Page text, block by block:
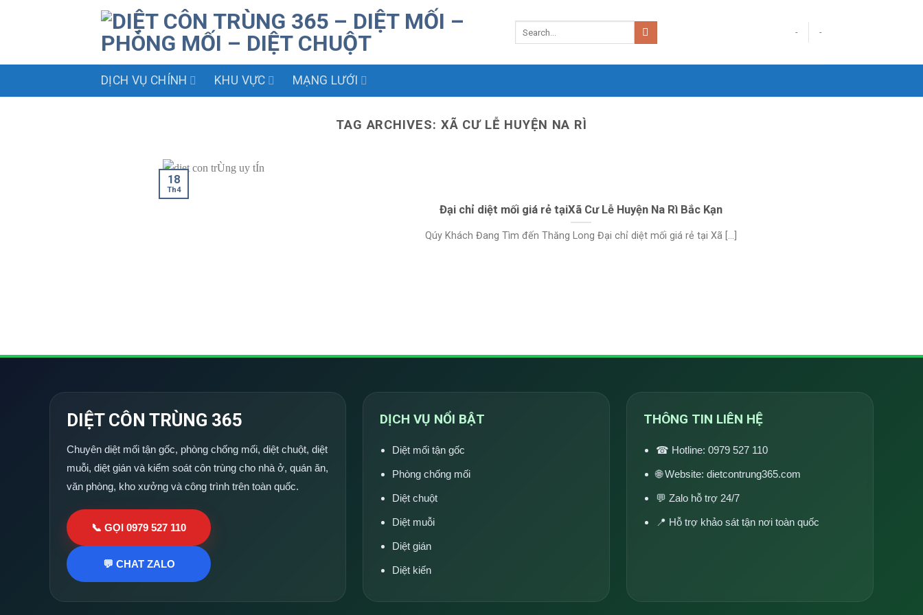
- -
DỊCH VỤ CHÍNH KHU VỰC MẠNG LƯỚI
TAG ARCHIVES: XÃ CƯ LỄ HUYỆN NA RÌ
Đại chỉ diệt mối giá rẻ tạiXã Cư Lễ Huyện Na Rì Bắc Kạn
Qúy Khách Đang Tìm đến Thăng Long Đại chỉ diệt mối giá rẻ tại Xã [...]
18
Th4
DIỆT CÔN TRÙNG 365
Chuyên diệt mối tận gốc, phòng chống mối, diệt chuột, diệt
muỗi, diệt gián và kiểm soát côn trùng cho nhà ở, quán ăn,
văn phòng, kho xưởng và công trình trên toàn quốc.
📞 GỌI 0979 527 110
💬 CHAT ZALO
DỊCH VỤ NỔI BẬT
Diệt mối tận gốc
Phòng chống mối
Diệt chuột
Diệt muỗi
Diệt gián
Diệt kiến
THÔNG TIN LIÊN HỆ
☎ Hotline: 0979 527 110
🌐 Website: dietcontrung365.com
💬 Zalo hỗ trợ 24/7
📍 Hỗ trợ khảo sát tận nơi toàn quốc